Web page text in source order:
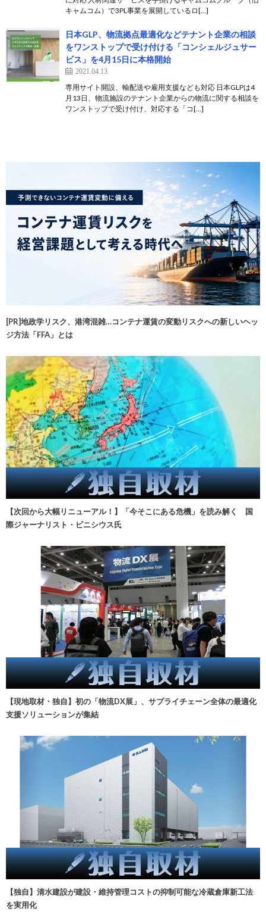
キャムコム）で3PL事業を展開しているロ[…]
日本GLP、物流拠点最適化などテナント企業の相談
をワンストップで受け付ける「コンシェルジュサー
ビス」を4月15日に本格開始
2021.04.13
専用サイト開設、輸配送や雇用支援なども対応 日本GLPは4
月13日、物流施設のテナント企業からの物流に関する相談を
ワンストップで受け付け、対応する「コ[…]
[PR]地政学リスク、港湾混雑…コンテナ運賃の変動リスクへの新しいヘッ
ジ方法「FFA」とは
【次回から大幅リニューアル！】「今そこにある危機」を読み解く 国
際ジャーナリスト・ビニシウス氏
【現地取材・独自】初の「物流DX展」、サプライチェーン全体の最適化
支援ソリューションが集結
【独自】清水建設が建設・維持管理コストの抑制可能な冷蔵倉庫新工法
を実用化